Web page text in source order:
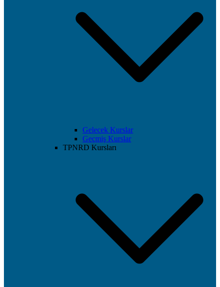
Gelecek Kurslar
Geçmiş Kurslar
TPNRD Kursları